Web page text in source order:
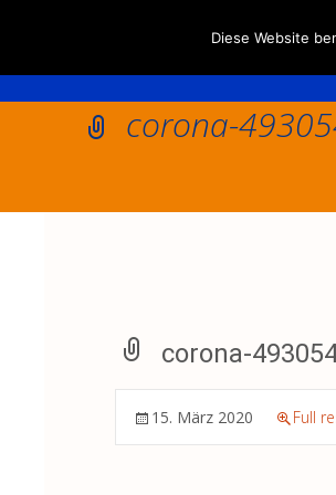
corona-
corona-
15. März 2020 Full
Diese Website